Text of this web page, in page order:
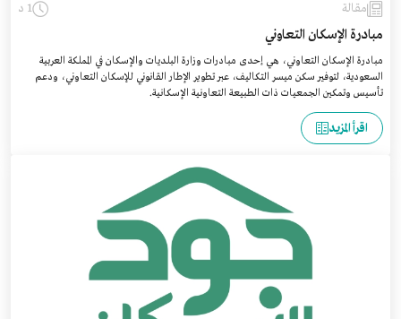
مقالة 1 د
مبادرة الإسكان التعاوني
مبادرة الإسكان التعاوني، هي إحدى مبادرات وزارة البلديات والإسكان في المملكة العربية
السعودية، لتوفير سكن ميسر التكاليف، عبر تطوير الإطار القانوني للإسكان التعاوني، ودعم
تأسيس وتمكين الجمعيات ذات الطبيعة التعاونية الإسكانية.
اقرأ المزيد